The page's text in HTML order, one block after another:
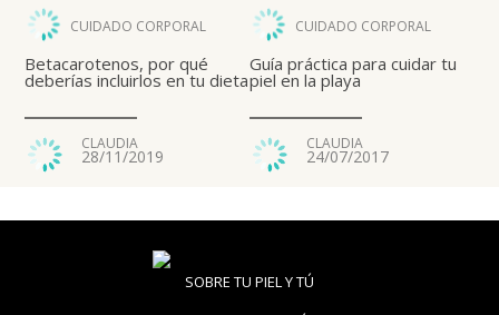
CUIDADO CORPORAL
Betacarotenos, por qué
deberías incluirlos en tu dieta
CLAUDIA
28/11/2019
CUIDADO CORPORAL
Guía práctica para cuidar tu
piel en la playa
CLAUDIA
24/07/2017
SOBRE TU PIEL Y TÚ